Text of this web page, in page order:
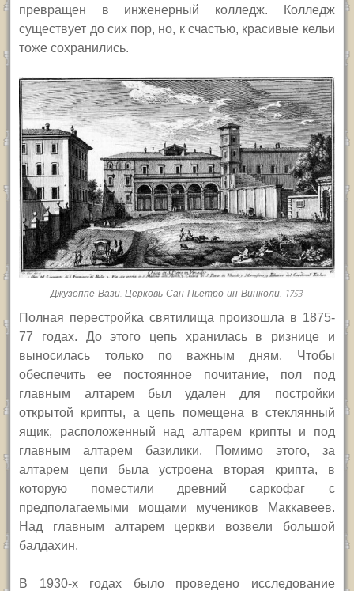
превращен в инженерный колледж. Колледж
существует до сих пор, но, к счастью, красивые кельи
тоже сохранились.
Джузеппе Вази. Церковь Сан Пьетро ин Винколи. 1753
Полная перестройка святилища произошла в 1875-
77 годах. До этого цепь хранилась в ризнице и
выносилась только по важным дням. Чтобы
обеспечить ее постоянное почитание, пол под
главным алтарем был удален для постройки
открытой крипты, а цепь помещена в стеклянный
ящик, расположенный над алтарем крипты и под
главным алтарем базилики. Помимо этого, за
алтарем цепи была устроена вторая крипта, в
которую поместили древний саркофаг с
предполагаемыми мощами мучеников Маккавеев.
Над главным алтарем церкви возвели большой
балдахин.
В 1930-х годах было проведено исследование